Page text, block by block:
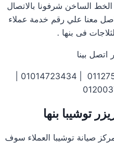
الساخن شرفونا بالاتصال
معنا علي رقم خدمة عملاء
فى بنها .
اتصل بينا
توشيبا بنها
صيانة توشيبا العملاء سوف